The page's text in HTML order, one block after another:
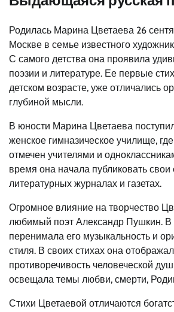
Родилась Марина Цветаева 26
Москве в семье известного
С самого детства она проявила
поэзии и литературе. Ее первые
детском возрасте, уже отличались
глубиной мысли.
В юности Марина Цветаева
женское гимназическое училище,
отмечен учителями и
время она начала публиковать свои
литературных журналах и газетах.
Огромное влияние на творчество
любимый поэт Александр Пушкин. В
перенимала его музыкальность и
стиля. В своих стихах она
противоречивость человеческой
освещала темы любви, смерти,
Стихи Цветаевой отличаются